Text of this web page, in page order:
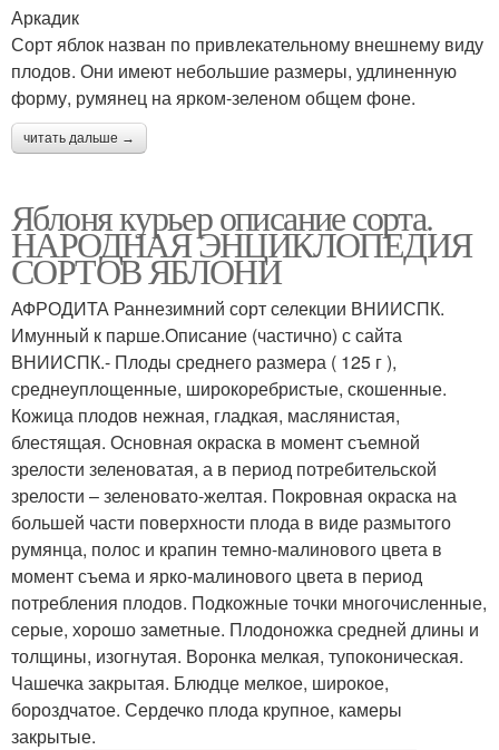
Летние груши
Летний дюшес
Технические сорта
Аркадик
Сорт яблок назван по привлекательному внешнему виду
плодов. Они имеют небольшие размеры, удлиненную
форму, румянец на ярком-зеленом общем фоне.
читать дальше →
Яблоня курьер описание сорта.
НАРОДНАЯ ЭНЦИКЛОПЕДИЯ
СОРТОВ ЯБЛОНИ
АФРОДИТА Раннезимний сорт селекции ВНИИСПК.
Имунный к парше.Описание (частично) с сайта
ВНИИСПК.- Плоды среднего размера ( 125 г ),
среднеуплощенные, широкоребристые, скошенные.
Кожица плодов нежная, гладкая, маслянистая,
блестящая. Основная окраска в момент съемной
зрелости зеленоватая, а в период потребительской
зрелости – зеленовато-желтая. Покровная окраска на
большей части поверхности плода в виде размытого
румянца, полос и крапин темно-малинового цвета в
момент съема и ярко-малинового цвета в период
потребления плодов. Подкожные точки многочисленные,
серые, хорошо заметные. Плодоножка средней длины и
толщины, изогнутая. Воронка мелкая, тупоконическая.
Чашечка закрытая. Блюдце мелкое, широкое,
бороздчатое. Сердечко плода крупное, камеры
закрытые.